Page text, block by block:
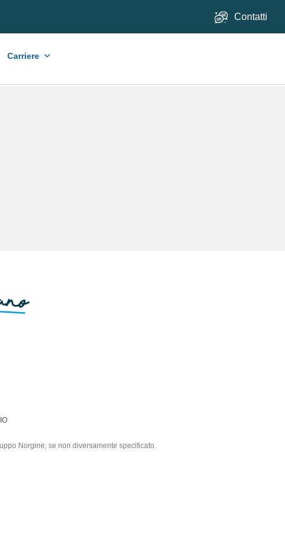
Contatti
Carriere
Norgine, se non diversamente specificato.